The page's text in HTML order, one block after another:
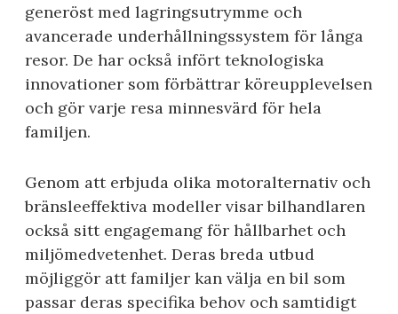
generöst med lagringsutrymme och
avancerade underhållningssystem för långa
resor. De har också infört teknologiska
innovationer som förbättrar köreupplevelsen
och gör varje resa minnesvärd för hela
familjen.
Genom att erbjuda olika motoralternativ och
bränsleeffektiva modeller visar bilhandlaren
också sitt engagemang för hållbarhet och
miljömedvetenhet. Deras breda utbud
möjliggör att familjer kan välja en bil som
passar deras specifika behov och samtidigt